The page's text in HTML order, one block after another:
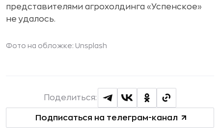
представителями агрохолдинга «Успенское»
не удалось.
Фото на обложке: Unsplash
Подписаться на телеграм-канал
Поделиться: